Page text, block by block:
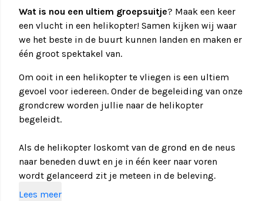
Wat is nou een ultiem groepsuitje? Maak een keer
een vlucht in een helikopter! Samen kijken wij waar
we het beste in de buurt kunnen landen en maken er
één groot spektakel van.
Om ooit in een helikopter te vliegen is een ultiem
gevoel voor iedereen. Onder de begeleiding van onze
grondcrew worden jullie naar de helikopter
begeleidt.
Als de helikopter loskomt van de grond en de neus
naar beneden duwt en je in één keer naar voren
wordt gelanceerd zit je meteen in de beleving.
Lees meer